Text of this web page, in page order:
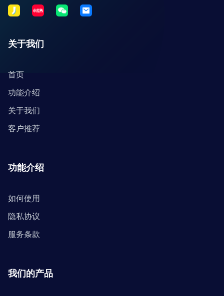
关于我们
首页
功能介绍
关于我们
客户推荐
功能介绍
如何使用
隐私协议
服务条款
我们的产品